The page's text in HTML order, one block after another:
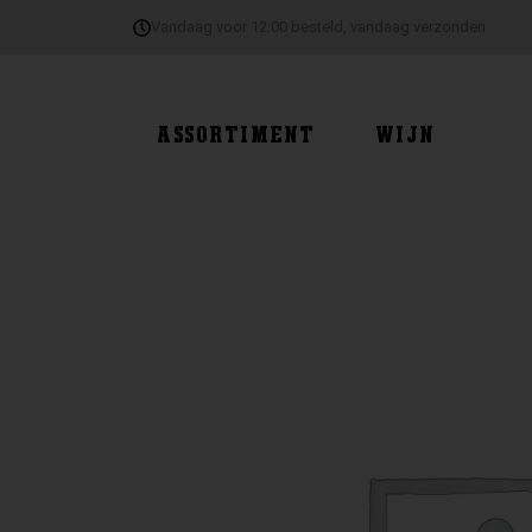
ASSORTIMENT WIJN